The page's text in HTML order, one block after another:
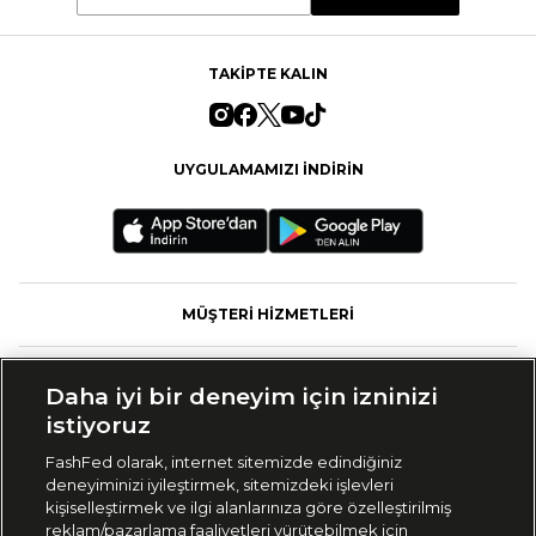
TAKİPTE KALIN
UYGULAMAMIZI İNDİRİN
MÜŞTERİ HİZMETLERİ
KOLEKSİYONLAR
Daha iyi bir deneyim için izninizi
istiyoruz
FashFed olarak, internet sitemizde edindiğiniz
deneyiminizi iyileştirmek, sitemizdeki işlevleri
kişiselleştirmek ve ilgi alanlarınıza göre özelleştirilmiş
reklam/pazarlama faaliyetleri yürütebilmek için